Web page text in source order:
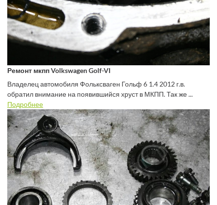
Ремонт мкпп Volkswagen Golf-VI
Владелец автомобиля Фольксваген Гольф 6 1.4 2012 г.в.
обратил внимание на появившийся хруст в МКПП. Так же ...
Подробнее